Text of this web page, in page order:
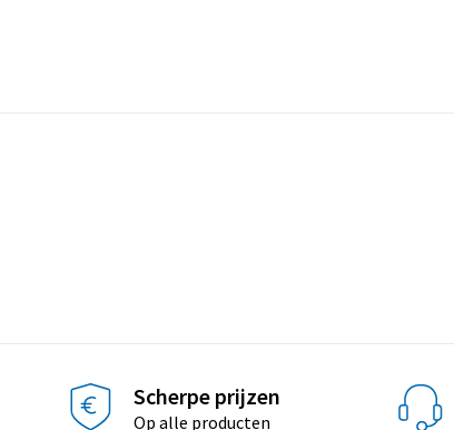
Scherpe prijzen
Op alle producten